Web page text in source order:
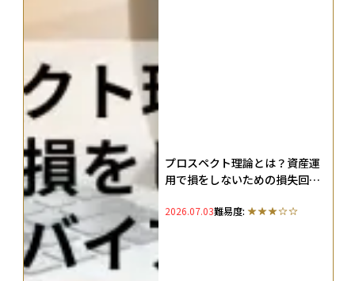
プロスペクト理論とは？資産運
用で損をしないための損失回避
説
2026.07.03難易度: